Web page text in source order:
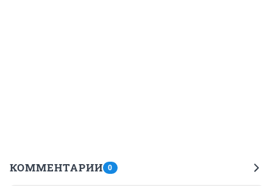
КОММЕНТАРИИ 0